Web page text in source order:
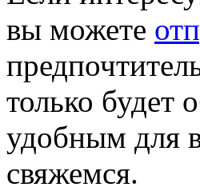
вы можете
только будет
удобным для
свяжемся.